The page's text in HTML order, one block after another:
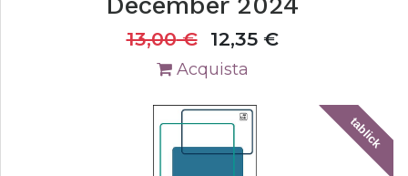
13,00€ 12,35€
Acquista
tablick